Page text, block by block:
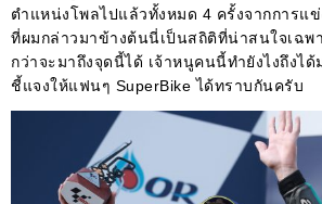
ตำแหน่งโพลไปแล้วทั้งหมด 4 ครั้งจากการแ
ที่ผมกล่าวมาข้างต้นนี่เป็นสถิติที่น่าสนใจเฉพ
กว่าจะมาถึงจุดนี้ได้ เจ้าหนูคนนี้ทำยังไงถึงไ
ชี้แจงให้แฟนๆ SuperBike ได้ทราบกันครับ